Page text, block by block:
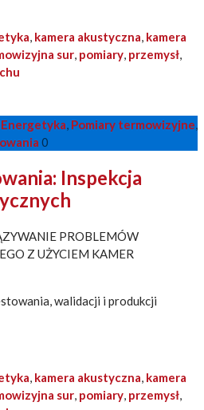
, kamera akustyczna, kamera
sur, pomiary, przemysł,
Energetyka, Pomiary termowizyjne,
0
Inspekcja
PROBLEMÓW
Z UŻYCIEM KAMER
walidacji i produkcji
, kamera akustyczna, kamera
sur, pomiary, przemysł,